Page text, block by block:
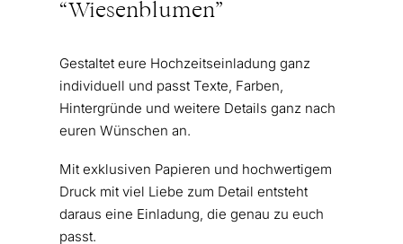
“Wiesenblumen”
Gestaltet eure Hochzeitseinladung ganz
individuell und passt Texte, Farben,
Hintergründe und weitere Details ganz nach
euren Wünschen an.
Mit exklusiven Papieren und hochwertigem
Druck mit viel Liebe zum Detail entsteht
daraus eine Einladung, die genau zu euch
passt.